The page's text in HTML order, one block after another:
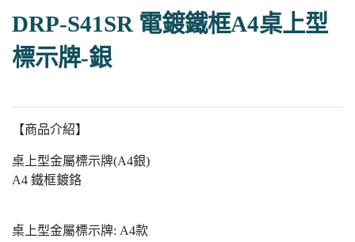
DRP-S41SR 電鍍鐵框A4桌上型
標示牌-銀
【商品介紹】
桌上型金屬標示牌(A4銀)
A4 鐵框鍍鉻
桌上型金屬標示牌: A4款